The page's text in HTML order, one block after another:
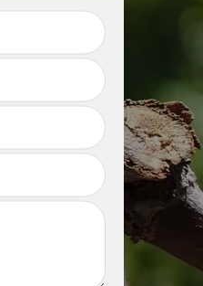
Pose de gazon en
rouleau 81 Tarn